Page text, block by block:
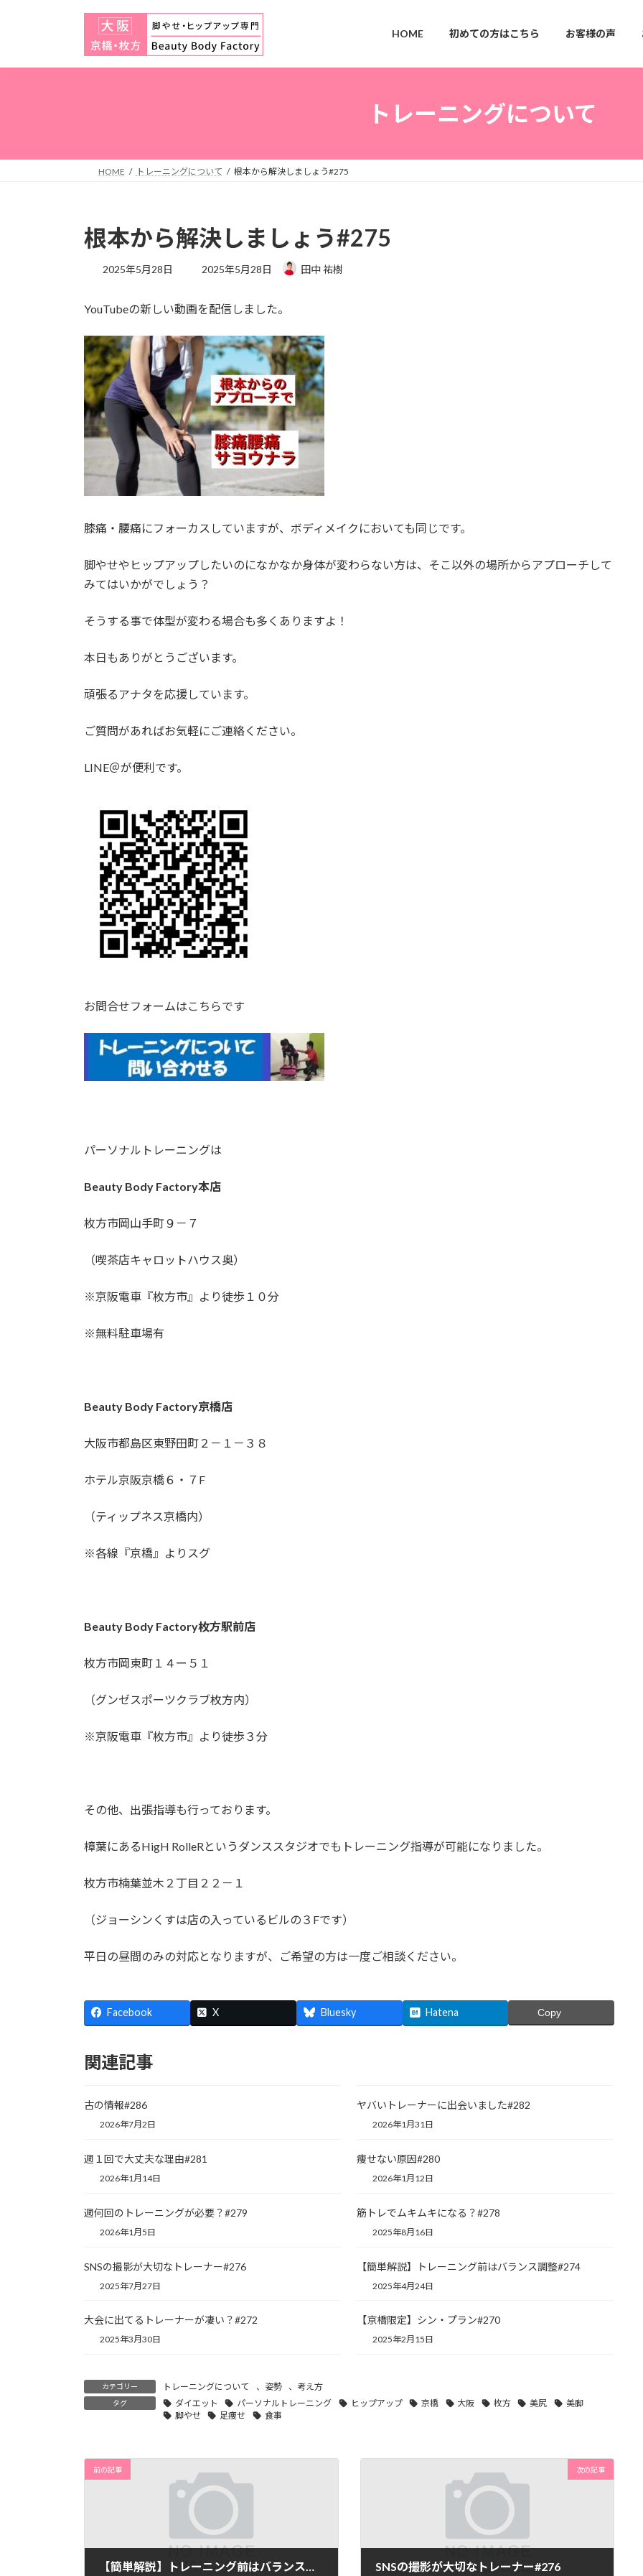
プ
動
HOME 初めての方はこちら お客様の声
トレーニングについて
HOME トレーニングについて 根本から解決しましょう#275
根本から解決しましょう#275
2025年5月28日
最
新
時
:
2025年5月28日 田中 祐樹
YouTubeの新しい動画を配信しました。
膝痛・腰痛にフォーカスしていますが、ボディメイクにおいても同じです。
脚やせやヒップアップしたいのになかなか身体が変わらない方は、そこ以外の場所からアプローチして
みてはいかがでしょう？
そうする事で体型が変わる場合も多くありますよ！
本日もありがとうございます。
頑張るアナタを応援しています。
ご質問があればお気軽にご連絡ください。
LINE＠が便利です。
お問合せフォームはこちらです
パーソナルトレーニングは
Beauty Body Factory本店
枚方市岡山手町９－７
（喫茶店キャロットハウス奥）
※京阪電車『枚方市』より徒歩１０分
※無料駐車場有
Beauty Body Factory京橋店
大阪市都島区東野田町２－１－３８
ホテル京阪京橋６・７F
（ティップネス京橋内）
※各線『京橋』よりスグ
Beauty Body Factory枚方駅前店
枚方市岡東町１４ー５１
（グンゼスポーツクラブ枚方内）
※京阪電車『枚方市』より徒歩３分
その他、出張指導も行っております。
樟葉にあるHigH RolleRというダンススタジオでもトレーニング指導が可能になりました。
枚方市楠葉並木２丁目２２－１
（ジョーシンくすは店の入っているビルの３Fです）
平日の昼間のみの対応となりますが、ご希望の方は一度ご相談ください。
Facebook X Bluesky Hatena Copy
関連記事
古の情報#286
2026年7月2日
ヤバいトレーナーに出会いました#282
2026年1月31日
週１回で大丈夫な理由#281
2026年1月14日
痩せない原因#280
2026年1月12日
週何回のトレーニングが必要？#279
2026年1月5日
筋トレでムキムキになる？#278
2025年8月16日
SNSの撮影が大切なトレーナー#276
2025年7月27日
【簡単解説】トレーニング前はバランス調整#274
2025年4月24日
大会に出てるトレーナーが凄い？#272
2025年3月30日
【京橋限定】シン・プラン#270
2025年2月15日
カテゴリー トレーニングについて 、 姿勢 、考え方
タグ ダイエット パーソナルトレーニング ヒップアップ 京橋 大阪 枚方 美尻
美脚
脚やせ
足痩せ 食事
前の記事
【簡単解説】トレーニング前はバランス調整#274
次の記事
SNSの撮影が大切なトレーナー#276